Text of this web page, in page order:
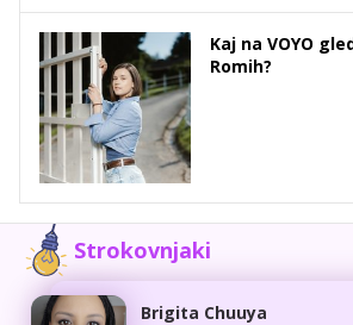
Kaj na VOYO
Romih?
Strokovnjaki
Brigita Chuuya